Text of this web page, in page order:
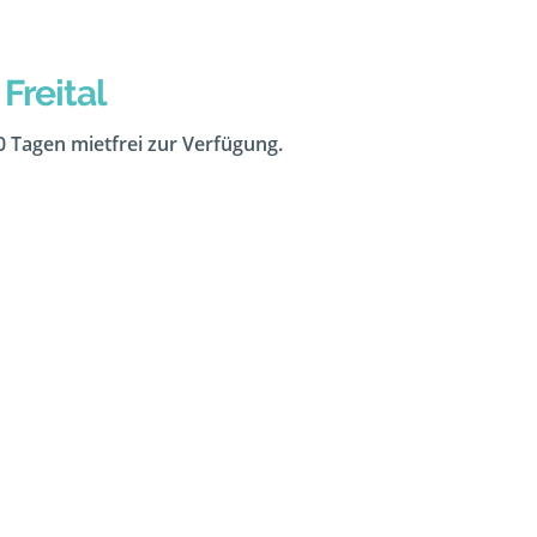
Tagen mietfrei zur Verfügung.